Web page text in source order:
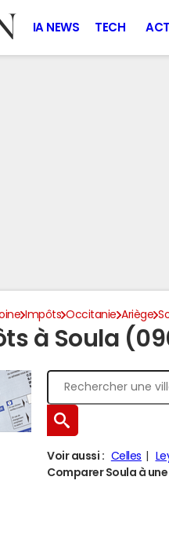
IA NEWS TECH
Impôts Occitanie Ariège
à Soula
Voir aussi : Celles
Comparer Soula à